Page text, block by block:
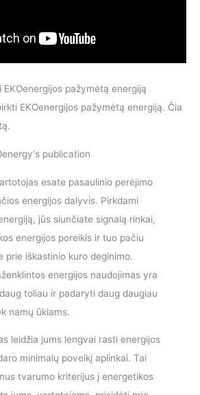
pažymėtą energiją
EKOenergijos pažymėtą energiją. Čia
esate pasaulinio perėjimo
energijos dalyvis. Pirkdami
jūs siunčiate signalą rinkai,
energijos poreikis ir tuo pačiu
prie iškastinio kuro deginimo.
energijos naudojimas yra
toliau ir padaryti daug daugiau
namų ūkiams.
leidžia jums lengvai rasti energijos
minimalų poveikį aplinkai. Tai
tvarumo kriterijus į energetikos